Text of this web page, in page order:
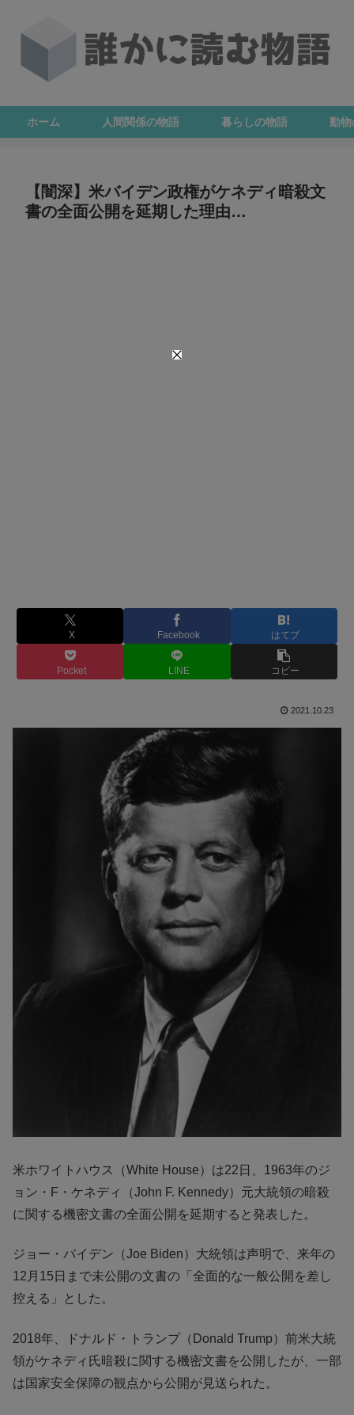
ホーム 人間関係の物語 暮らしの物語 動
【闇深】米バイデン政権がケネディ暗殺文
書の全面公開を延期した理由…
X Facebook はてブ
Pocket LINE コピー
2021.10.23
米ホワイトハウス（White House）は22日、1963年のジ
ョン・F・ケネディ（John F. Kennedy）元大統領の暗殺
に関する機密文書の全面公開を延期すると発表した。
ジョー・バイデン（Joe Biden）大統領は声明で、来年の
12月15日まで未公開の文書の「全面的な一般公開を差し
控える」とした。
2018年、ドナルド・トランプ（Donald Trump）前米大統
領がケネディ氏暗殺に関する機密文書を公開したが、一部
は国家安全保障の観点から公開が見送られた。